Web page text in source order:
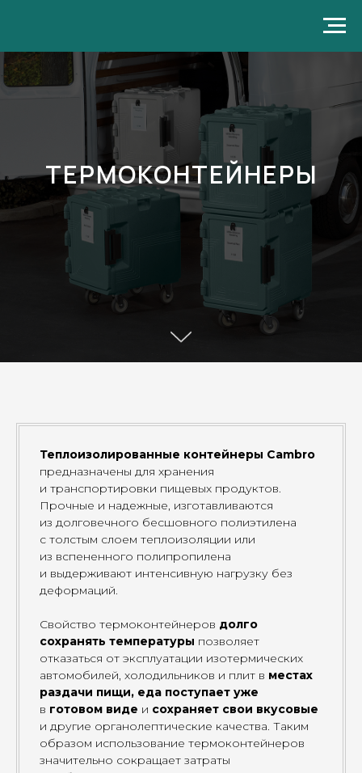
ТЕРМОКОНТЕЙНЕРЫ
Теплоизолированные контейнеры Cambro
предназначены для хранения
и транспортировки пищевых продуктов.
Прочные и надежные, изготавливаются
из долговечного бесшовного полиэтилена
с толстым слоем теплоизоляции или
из вспененного полипропилена
и выдерживают интенсивную нагрузку без
деформаций.
Cвойство термоконтейнеров долго
сохранять температуры позволяет
отказаться от эксплуатации изотермических
автомобилей, холодильников и плит в местах
раздачи пищи, еда поступает уже
в готовом виде и сохраняет свои вкусовые
и другие органолептические качества. Таким
образом использование термоконтейнеров
значительно сокращает затраты